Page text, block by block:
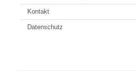
Kontakt
Datenschutz